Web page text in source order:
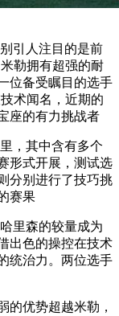
引人注目的是前
勒拥有超强的耐
位备受瞩目的选手
术闻名，近期的
座的有力挑战者
，其中含有多个
形式开展，测试选
分别进行了技巧挑
赛果
里森的较量成为
出色的操控在技术
统治力。两位选手
的优势超越米勒，